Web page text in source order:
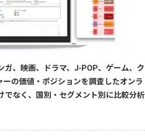
ガ、映画、ドラマ、J-POP、ゲーム、ク
の価値・ポジションを調査したオンラ
でなく、国別・セグメント別に比較分析